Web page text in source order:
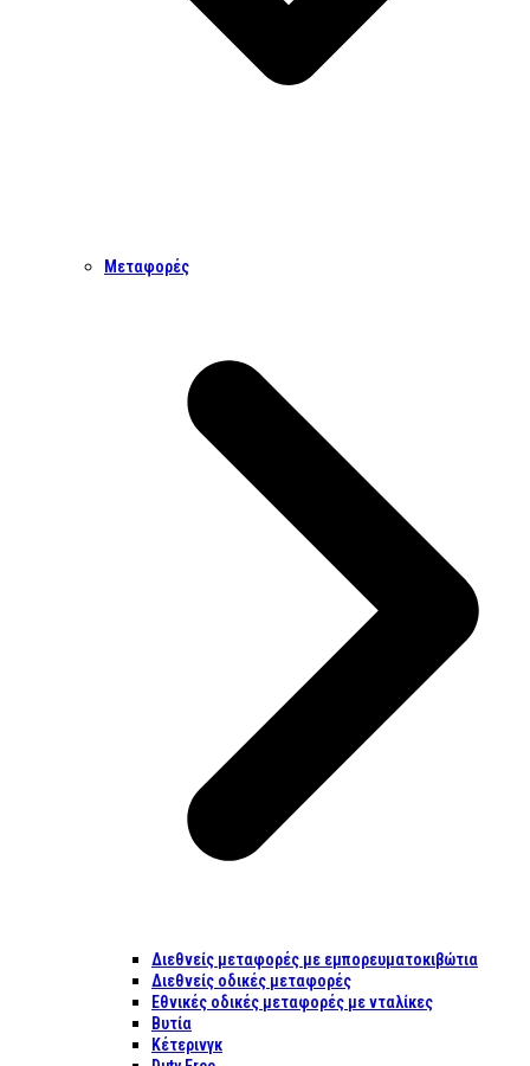
Μεταφορές
Διεθνείς μεταφορές με εμπορευματοκιβώτια
Διεθνείς οδικές μεταφορές
Εθνικές οδικές μεταφορές με νταλίκες
Βυτία
Κέτερινγκ